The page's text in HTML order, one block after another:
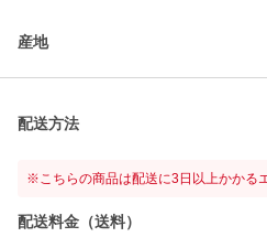
産地
配送方法
※こちらの商品は配送に3日以上かかる
配送料金（送料）